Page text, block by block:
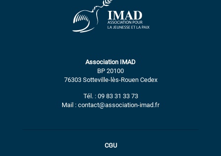
Association IMAD
BP 20100
76303 Sotteville-lès-Rouen Cedex
Tél. : 09 83 31 33 73
Mail : contact@association-imad.fr
CGU